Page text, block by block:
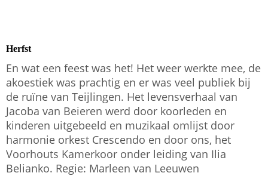
Herfst
En wat een feest was het! Het weer werkte mee, de
akoestiek was prachtig en er was veel publiek bij
de ruïne van Teijlingen. Het levensverhaal van
Jacoba van Beieren werd door koorleden en
kinderen uitgebeeld en muzikaal omlijst door
harmonie orkest Crescendo en door ons, het
Voorhouts Kamerkoor onder leiding van Ilia
Belianko. Regie: Marleen van Leeuwen